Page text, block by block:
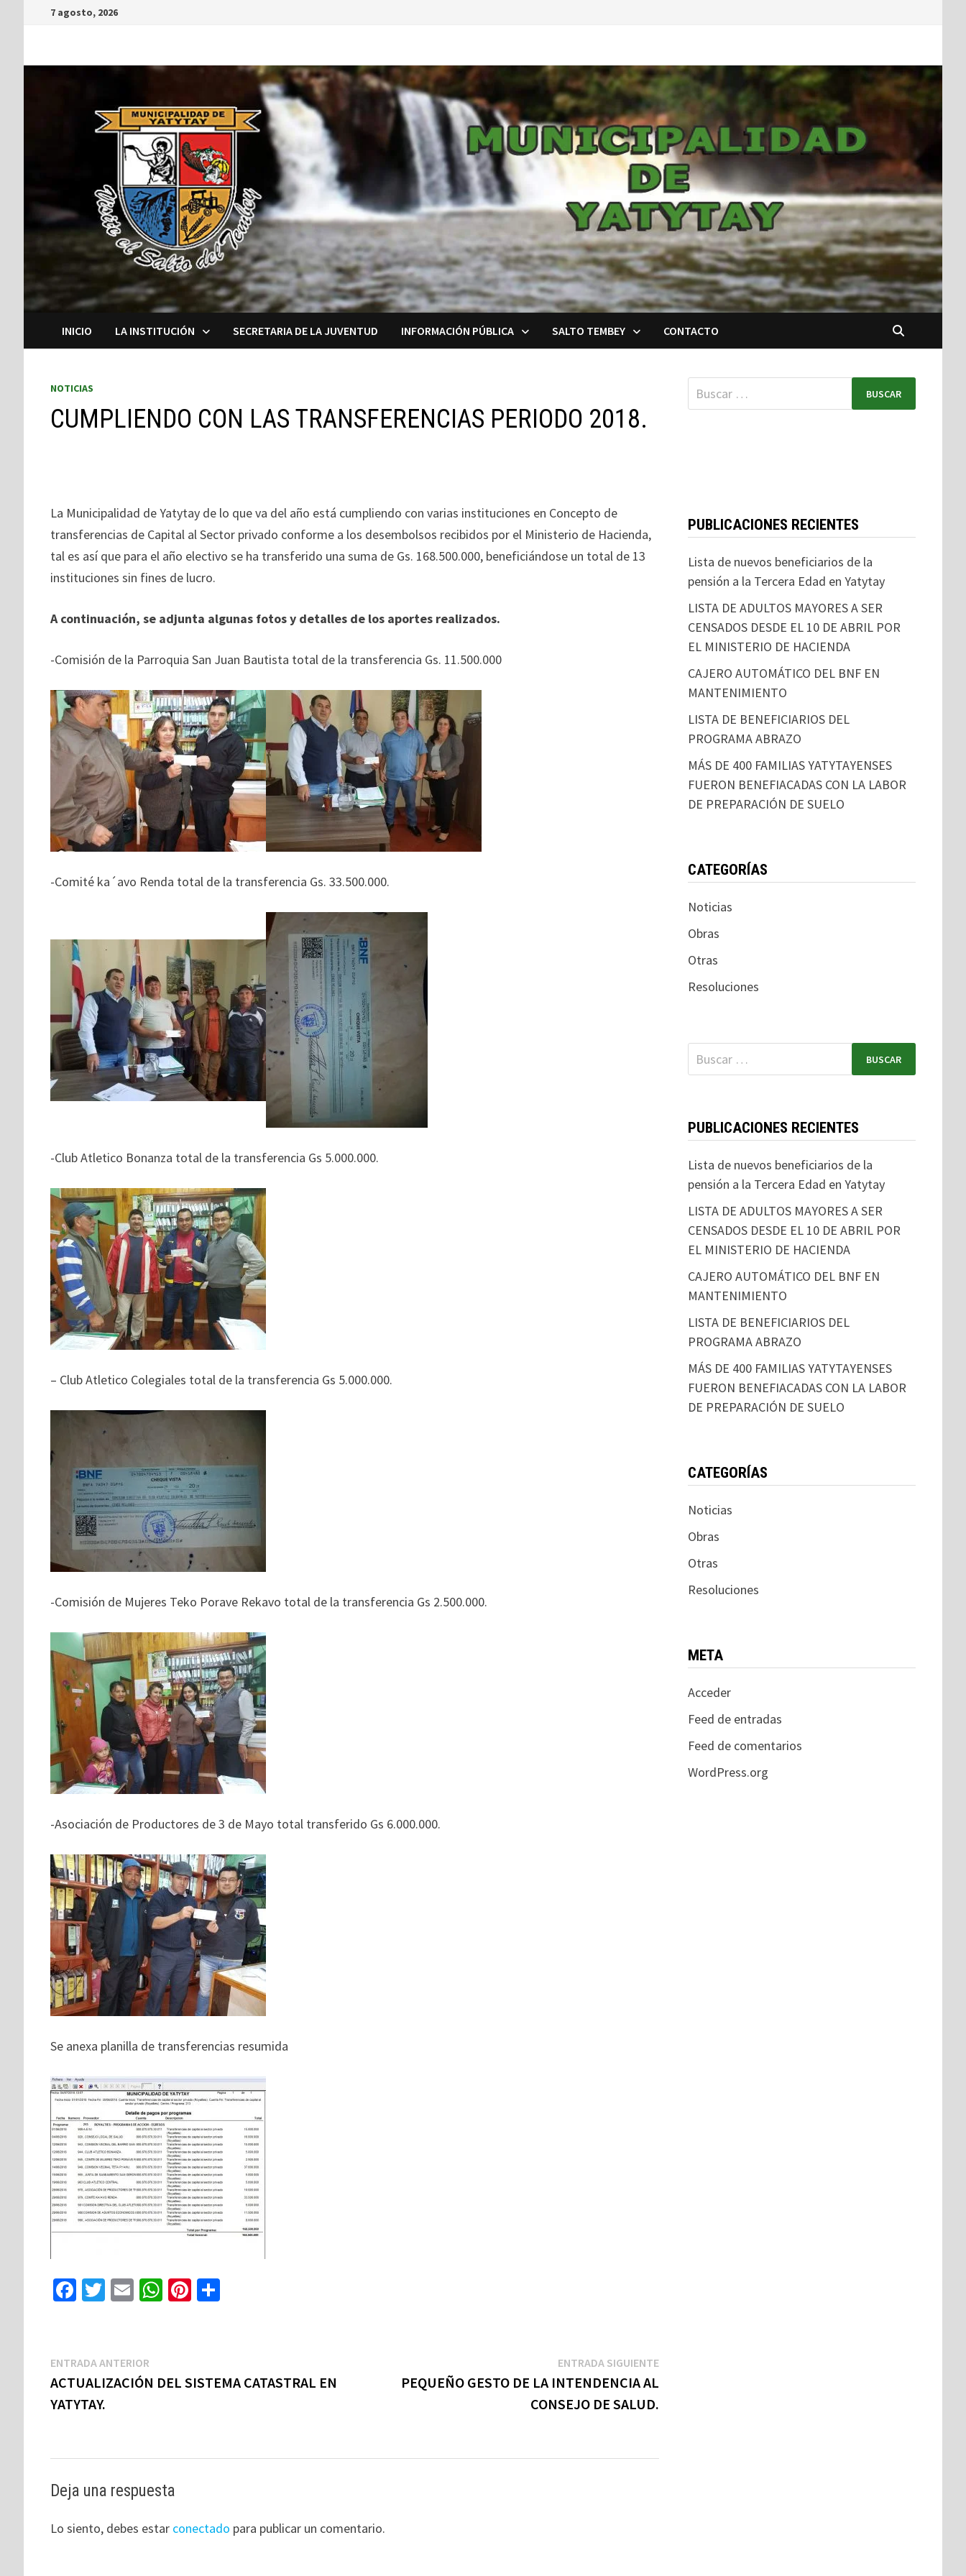
7 agosto, 2026
INICIO LA INSTITUCIÓN SECRETARIA DE LA JUVENTUD INFORMACIÓN PÚBLICA SALTO TEMBEY CONTACTO
NOTICIAS
CUMPLIENDO CON LAS TRANSFERENCIAS PERIODO 2018.
La Municipalidad de Yatytay de lo que va del año está cumpliendo con varias instituciones en Concepto de
transferencias de Capital al Sector privado conforme a los desembolsos recibidos por el Ministerio de Hacienda,
tal es así que para el año electivo se ha transferido una suma de Gs. 168.500.000, beneficiándose un total de 13
instituciones sin fines de lucro.
A continuación, se adjunta algunas fotos y detalles de los aportes realizados.
-Comisión de la Parroquia San Juan Bautista total de la transferencia Gs. 11.500.000
-Comité ka´avo Renda total de la transferencia Gs. 33.500.000.
-Club Atletico Bonanza total de la transferencia Gs 5.000.000.
– Club Atletico Colegiales total de la transferencia Gs 5.000.000.
-Comisión de Mujeres Teko Porave Rekavo total de la transferencia Gs 2.500.000.
-Asociación de Productores de 3 de Mayo total transferido Gs 6.000.000.
Se anexa planilla de transferencias resumida
Fa
o
o
k
T
er
E
l
W
p
Pi
t
C
ar
ENTRADA ANTERIOR
ACTUALIZACIÓN DEL SISTEMA CATASTRAL EN
YATYTAY.
ENTRADA SIGUIENTE
PEQUEÑO GESTO DE LA INTENDENCIA AL
CONSEJO DE SALUD.
Deja una respuesta
Lo siento, debes estar conectado para publicar un comentario.
PUBLICACIONES RECIENTES
Lista de nuevos beneficiarios de la
pensión a la Tercera Edad en Yatytay
LISTA DE ADULTOS MAYORES A SER
CENSADOS DESDE EL 10 DE ABRIL POR
EL MINISTERIO DE HACIENDA
CAJERO AUTOMÁTICO DEL BNF EN
MANTENIMIENTO
LISTA DE BENEFICIARIOS DEL
PROGRAMA ABRAZO
MÁS DE 400 FAMILIAS YATYTAYENSES
FUERON BENEFIACADAS CON LA LABOR
DE PREPARACIÓN DE SUELO
CATEGORÍAS
Noticias
Obras
Otras
Resoluciones
PUBLICACIONES RECIENTES
Lista de nuevos beneficiarios de la
pensión a la Tercera Edad en Yatytay
LISTA DE ADULTOS MAYORES A SER
CENSADOS DESDE EL 10 DE ABRIL POR
EL MINISTERIO DE HACIENDA
CAJERO AUTOMÁTICO DEL BNF EN
MANTENIMIENTO
LISTA DE BENEFICIARIOS DEL
PROGRAMA ABRAZO
MÁS DE 400 FAMILIAS YATYTAYENSES
FUERON BENEFIACADAS CON LA LABOR
DE PREPARACIÓN DE SUELO
CATEGORÍAS
Noticias
Obras
Otras
Resoluciones
META
Acceder
Feed de entradas
Feed de comentarios
WordPress.org